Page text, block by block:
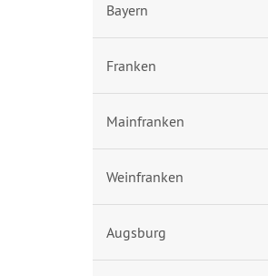
Bayern
Franken
Mainfranken
Weinfranken
Augsburg